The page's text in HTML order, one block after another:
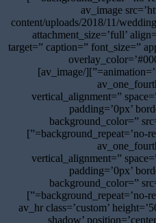
[av_image
content/uploads/2018/11/
attachment_size=’full’
target=” caption=” font_size=”
animation=’no-animation’ admin_preview_bg=”][/av_image]
[/av_one_fourth]
vertical_alignment=”
padding=’0px’
background_color=”
background_repeat=’no-repeat’ animation=” mobile_display=”]
[/av_one_fourth]
vertical_alignment=”
padding=’0px’
background_color=”
background_repeat=’no-repeat’ animation=” mobile_display=”]
[/av_one_fourth] [av_hr class=’custom’
shadow’